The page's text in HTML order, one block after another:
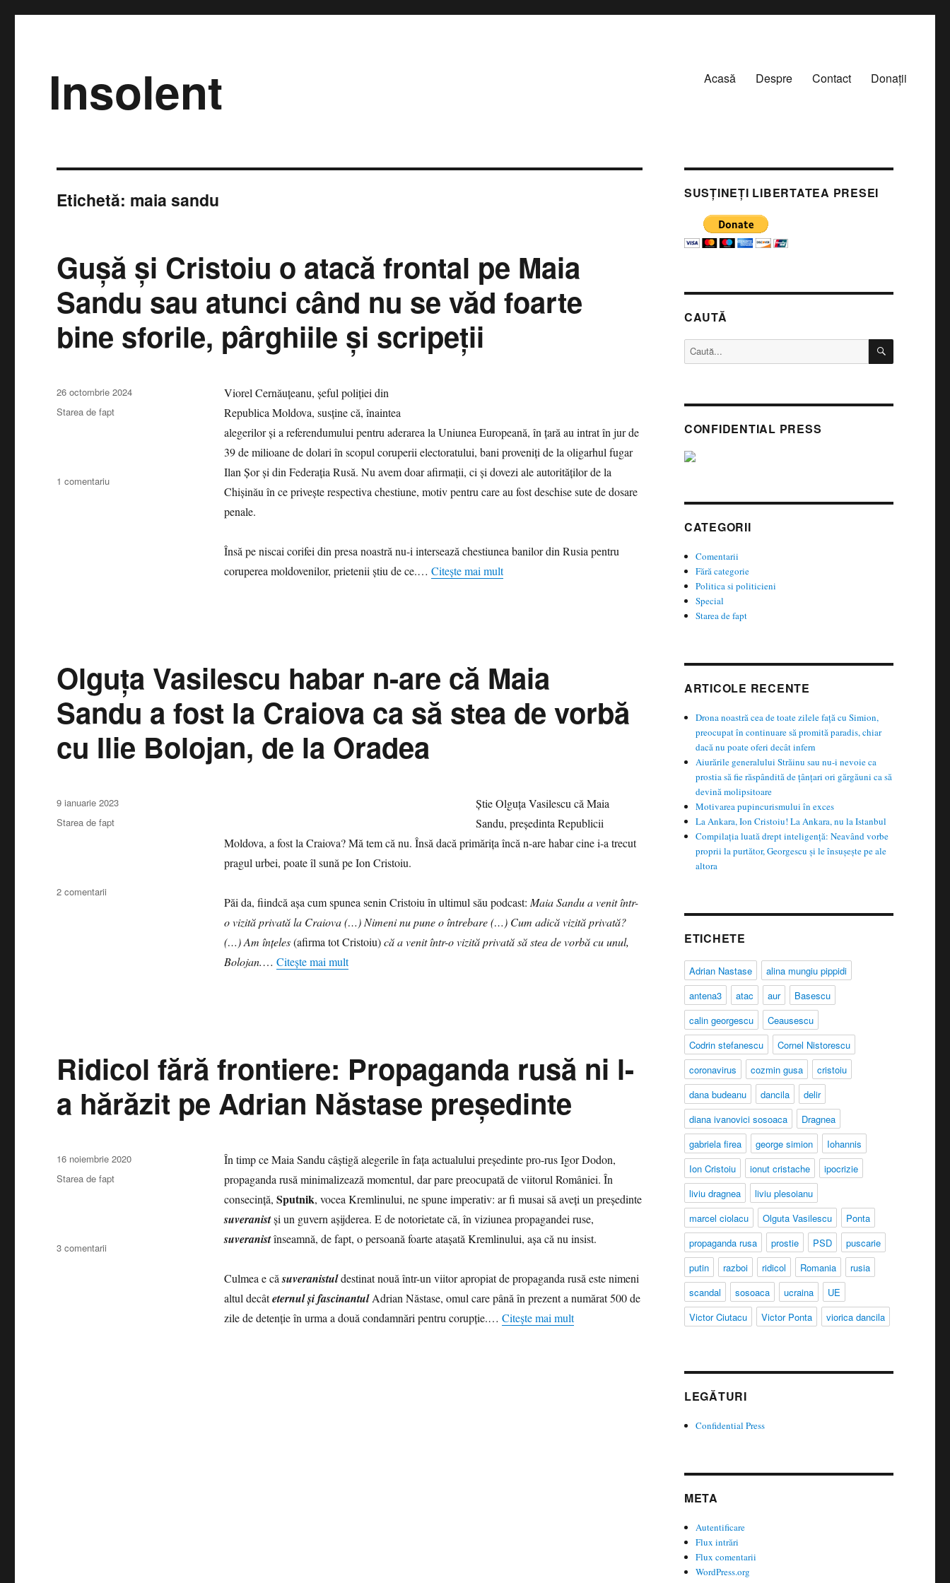
Insolent Acasă Despre Contact Donații
Etichetă: maia sandu
Guşă şi Cristoiu o atacă frontal pe Maia
Sandu sau atunci când nu se văd foarte
bine sforile, pârghiile şi scripeţii
Viorel Cernăuțeanu, şeful poliţiei din
Republica Moldova, susţine că, înaintea
alegerilor şi a referendumului pentru aderarea la Uniunea Europeană, în ţară au intrat în jur de
39 de milioane de dolari în scopul coruperii electoratului, bani proveniţi de la oligarhul fugar
Ilan Șor și din Federația Rusă. Nu avem doar afirmaţii, ci şi dovezi ale autorităţilor de la
Chişinău în ce priveşte respectiva chestiune, motiv pentru care au fost deschise sute de dosare
penale.
Însă pe niscai corifei din presa noastră nu-i intersează chestiunea banilor din Rusia pentru
coruperea moldovenilor, prietenii ştiu de ce.… Citește mai mult
Publicat
pe
26 octombrie 2024
Categorii
Starea de fapt
1 comentariula
nu
se
văd
foarte
sforile,
pârghiile
Olguța Vasilescu habar n-are că Maia
Sandu a fost la Craiova ca să stea de vorbă
cu Ilie Bolojan, de la Oradea
Știe Olguța Vasilescu că Maia
Sandu, președinta Republicii
Moldova, a fost la Craiova? Mă tem că nu. Însă dacă primărița încă n-are habar cine i-a trecut
pragul urbei, poate îl sună pe Ion Cristoiu.
Păi da, fiindcă așa cum spunea senin Cristoiu în ultimul său podcast: Maia Sandu a venit într-
o vizită privată la Craiova (…) Nimeni nu pune o întrebare (…) Cum adică vizită privată?
(…) Am înțeles(afirma tot Cristoiu)că a venit într-o vizită privată să stea de vorbă cu unul,
Bolojan.… Citește mai mult
Publicat
pe
9 ianuarie 2023
Categorii
Starea de fapt
2 comentarii
Craiova
ca
să
stea
cu
Ilie
Bolojan,
Ridicol fără frontiere: Propaganda rusă ni l-
a hărăzit pe Adrian Năstase preşedinte
În timp ce Maia Sandu câştigă alegerile în faţa actualului preşedinte pro-rus Igor Dodon,
propaganda rusă minimalizează momentul, dar pare preocupată de viitorul României. În
consecinţă, Sputnik, vocea Kremlinului, ne spune imperativ: ar fi musai să aveţi un preşedinte
suveranistşi un guvern aşijderea. E de notorietate că, în viziunea propagandei ruse,
suveranistînseamnă, de fapt, o persoană foarte ataşată Kremlinului, aşa că nu insist.
Culmea e căsuveranistuldestinat nouă într-un viitor apropiat de propaganda rusă este nimeni
altul decâteternul şi fascinantulAdrian Năstase, omul care până în prezent a numărat 500 de
zile de detenţie în urma a două condamnări pentru corupţie.… Citește mai mult
Publicat
pe
16 noiembrie 2020
Categorii
Starea de fapt
3 comentarii
SUSȚINEȚI LIBERTATEA PRESEI
CAUTĂ
Caută
după:
CĂUTARE
CONFIDENTIAL PRESS
CATEGORII
Comentarii
Fără categorie
Politica si politicieni
Special
Starea de fapt
ARTICOLE RECENTE
Drona noastră cea de toate zilele față cu Simion,
preocupat în continuare să promită paradis, chiar
dacă nu poate oferi decât infern
Aiurările generalului Străinu sau nu-i nevoie ca
prostia să fie răspândită de țânțari ori gărgăuni ca să
devină molipsitoare
Motivarea pupincurismului în exces
La Ankara, Ion Cristoiu! La Ankara, nu la Istanbul
Compilația luată drept inteligență: Neavând vorbe
proprii la purtător, Georgescu și le însușește pe ale
altora
ETICHETE
Adrian Nastase
alina mungiu pippidi
antena3
atac aur
Basescu
calin georgescu
Ceausescu
Codrin stefanescu
Cornel Nistorescu
coronavirus
cozmin gusa
cristoiu
dana budeanu
dancila
delir
diana ivanovici sosoaca
Dragnea
gabriela firea
george simion
Iohannis
Ion Cristoiu
ionut cristache
ipocrizie
liviu dragnea
liviu plesoianu
marcel ciolacu
Olguta Vasilescu
Ponta
propaganda rusa
prostie PSD
puscarie
putin
razboi ridicol Romania
rusia
scandal
sosoaca ucraina
UE
Victor Ciutacu
Victor Ponta viorica dancila
LEGĂTURI
Confidential Press
META
Autentificare
Flux intrări
Flux comentarii
WordPress.org